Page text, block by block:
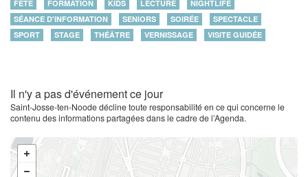
FÊTE
FORMATION KIDS LECTURE
NIGHTLIFE
SÉANCE D'INFORMATION
SENIORS SOIRÉE
SPECTACLE
SPORT
STAGE THÉÂTRE VERNISSAGE VISITE GUIDÉE
Il n'y a pas d'événement ce jour
Saint-Josse-ten-Noode décline toute responsabilité en ce qui concerne le
contenu des informations partagées dans le cadre de l’Agenda.